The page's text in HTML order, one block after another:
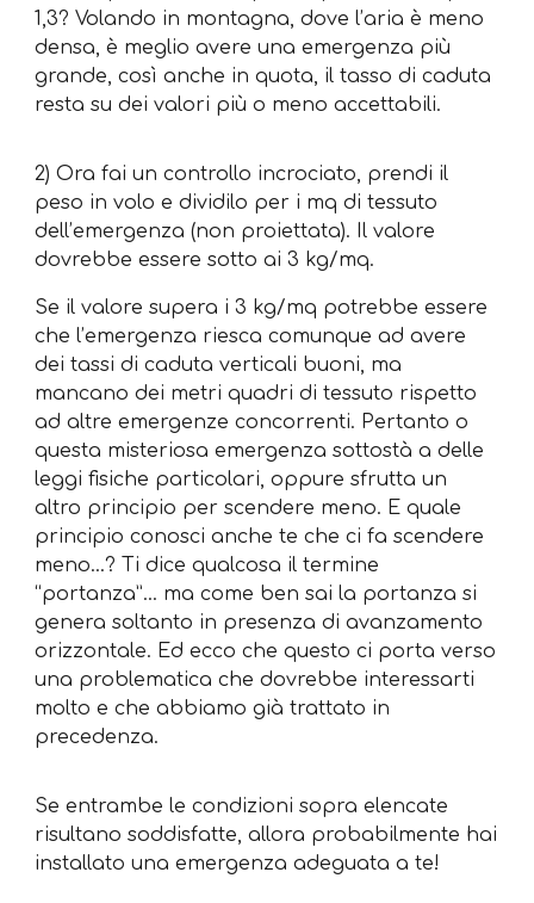
1,3? Volando in montagna, dove l’aria è meno
densa, è meglio avere una emergenza più
grande, così anche in quota, il tasso di caduta
resta su dei valori più o meno accettabili.
2) Ora fai un controllo incrociato, prendi il
peso in volo e dividilo per i mq di tessuto
dell’emergenza (non proiettata). Il valore
dovrebbe essere sotto ai 3 kg/mq.
Se il valore supera i 3 kg/mq potrebbe essere
che l’emergenza riesca comunque ad avere
dei tassi di caduta verticali buoni, ma
mancano dei metri quadri di tessuto rispetto
ad altre emergenze concorrenti. Pertanto o
questa misteriosa emergenza sottostà a delle
leggi fisiche particolari, oppure sfrutta un
altro principio per scendere meno. E quale
principio conosci anche te che ci fa scendere
meno…? Ti dice qualcosa il termine
“portanza”... ma come ben sai la portanza si
genera soltanto in presenza di avanzamento
orizzontale. Ed ecco che questo ci porta verso
una problematica che dovrebbe interessarti
molto e che abbiamo già trattato in
precedenza.
Se entrambe le condizioni sopra elencate
risultano soddisfatte, allora probabilmente hai
installato una emergenza adeguata a te!